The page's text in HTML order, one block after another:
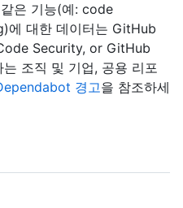
은 기능(예: code
에 대한 데이터는 GitHub
Security, or GitHub
조직 및 기업, 공용 리포
경고을 참조하세